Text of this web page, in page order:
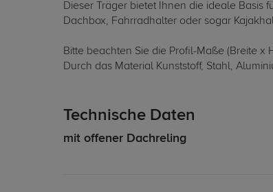
Dieser Träger bietet Ihnen die ideale Basis
Dachbox, Fahrradhalter oder sogar
Bitte beachten Sie die Profil-Maße (Breite
Durch das Material Kunststoff, Stahl,
Technische Daten
mit offener Dachreling